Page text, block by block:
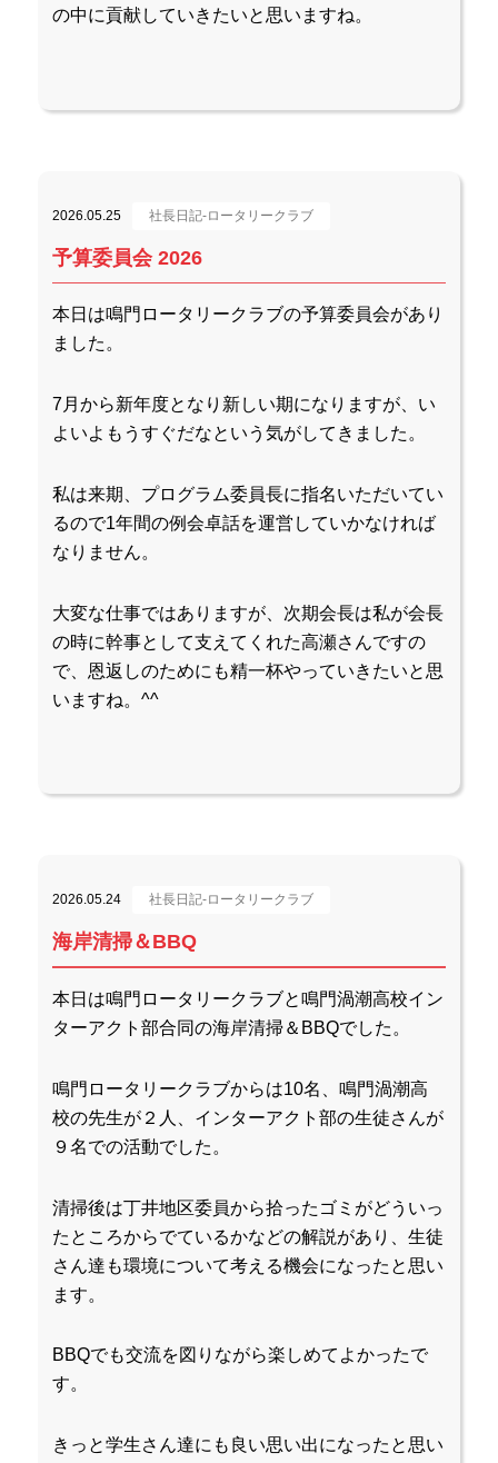
の中に貢献していきたいと思いますね。
2026.05.25 社長日記-ロータリークラブ
予算委員会 2026
本日は鳴門ロータリークラブの予算委員会があり
ました。
7月から新年度となり新しい期になりますが、い
よいよもうすぐだなという気がしてきました。
私は来期、プログラム委員長に指名いただいてい
るので1年間の例会卓話を運営していかなければ
なりません。
大変な仕事ではありますが、次期会長は私が会長
の時に幹事として支えてくれた高瀬さんですの
で、恩返しのためにも精一杯やっていきたいと思
いますね。^^
2026.05.24 社長日記-ロータリークラブ
海岸清掃＆BBQ
本日は鳴門ロータリークラブと鳴門渦潮高校イン
ターアクト部合同の海岸清掃＆BBQでした。
鳴門ロータリークラブからは10名、鳴門渦潮高
校の先生が２人、インターアクト部の生徒さんが
９名での活動でした。
清掃後は丁井地区委員から拾ったゴミがどういっ
たところからでているかなどの解説があり、生徒
さん達も環境について考える機会になったと思い
ます。
BBQでも交流を図りながら楽しめてよかったで
す。
きっと学生さん達にも良い思い出になったと思い